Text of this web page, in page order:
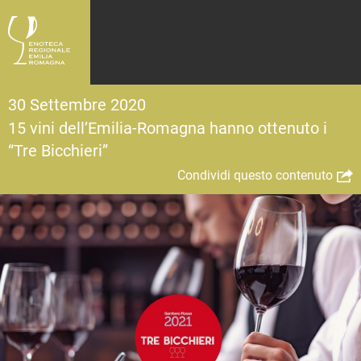
30 Settembre 2020
15 vini dell’Emilia-Romagna hanno ottenuto i
“Tre Bicchieri”
Condividi questo contenuto